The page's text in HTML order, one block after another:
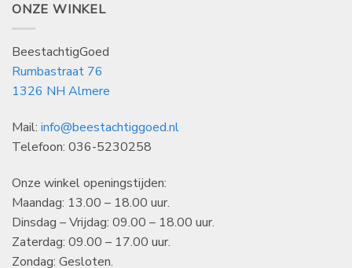
ONZE WINKEL
BeestachtigGoed
Rumbastraat 76
1326 NH Almere
Mail: info@beestachtiggoed.nl
Telefoon: 036-5230258
Onze winkel openingstijden:
Maandag: 13.00 – 18.00 uur.
Dinsdag – Vrijdag: 09.00 – 18.00 uur.
Zaterdag: 09.00 – 17.00 uur.
Zondag: Gesloten.